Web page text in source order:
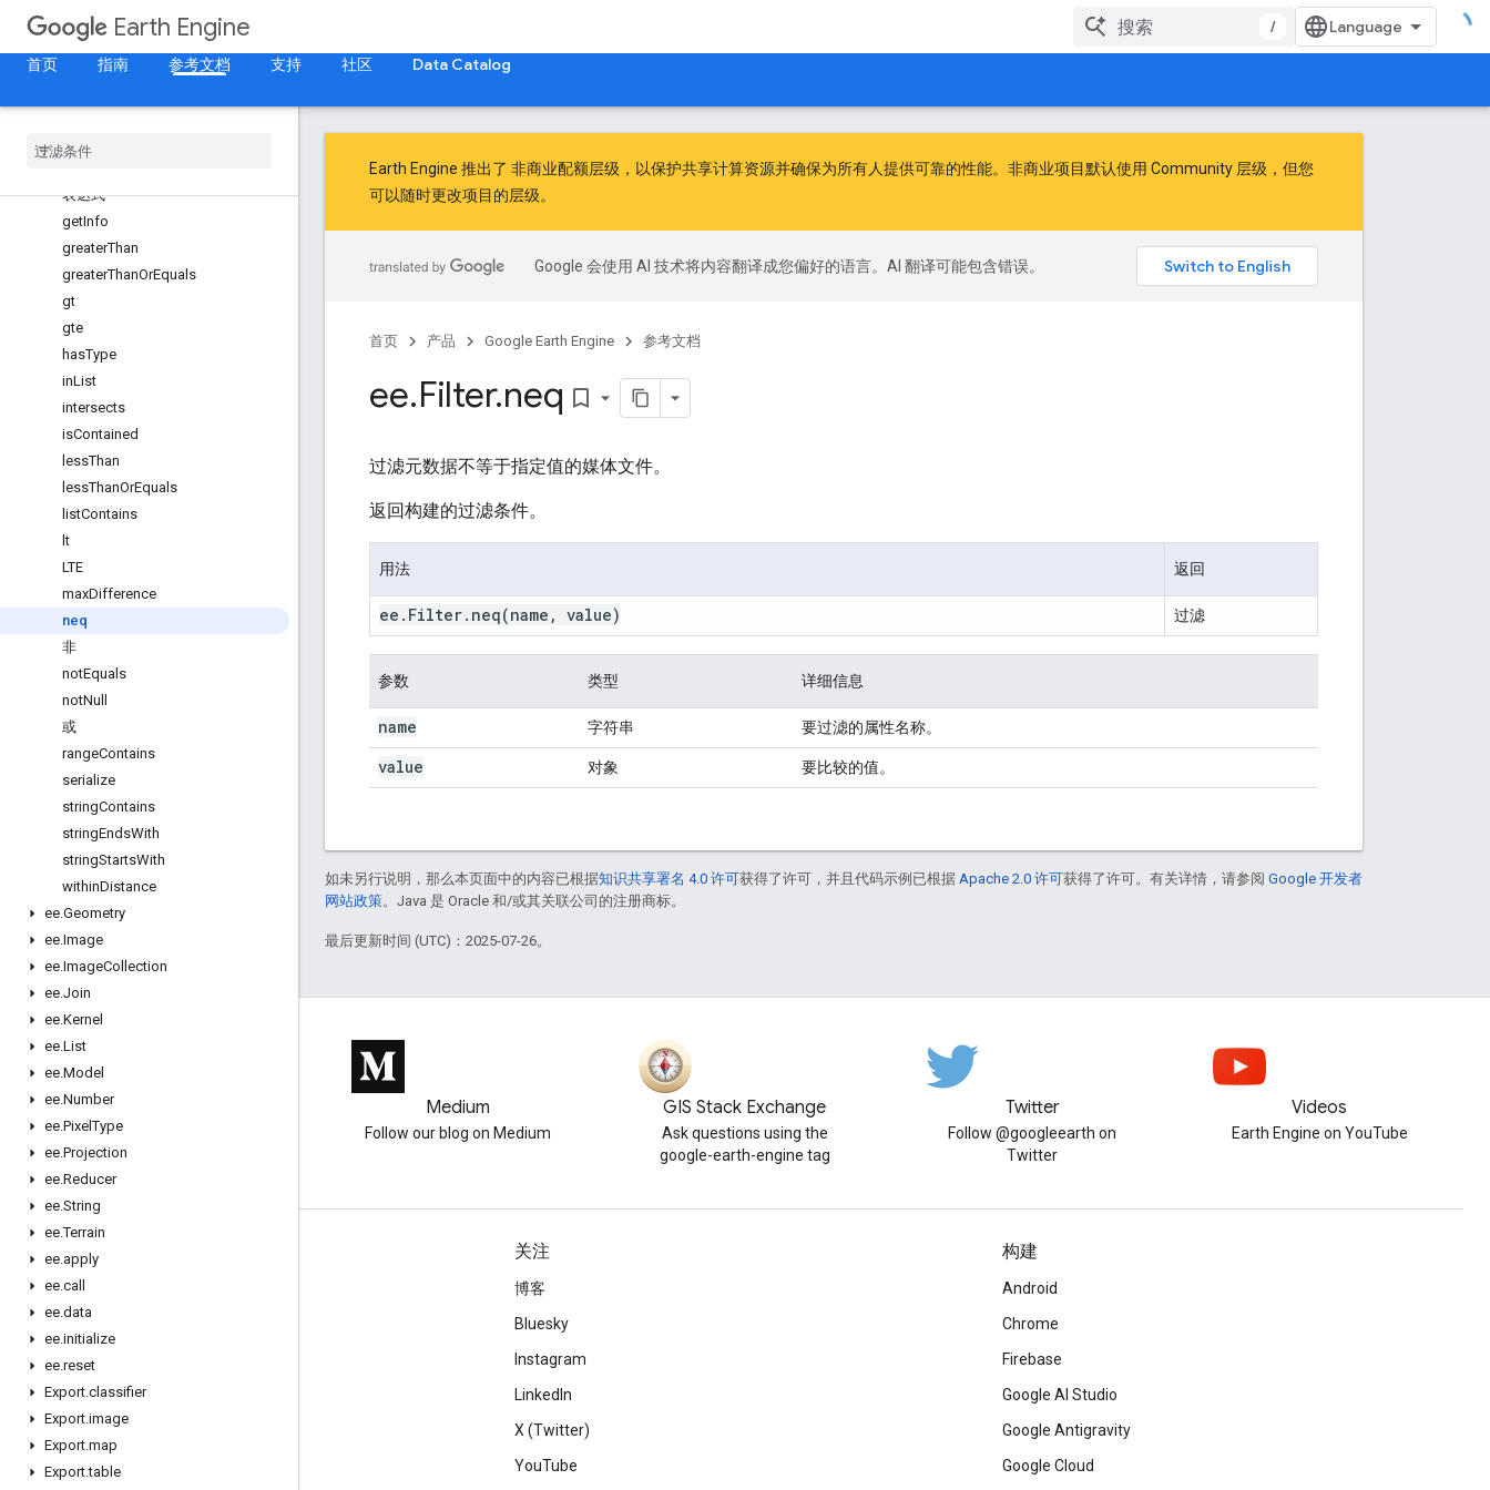
Earth Engine
/
首页
指南 参考文档 支持 社区 Data Catalog
dateRangeContains
一年中的第几天
等号
表达式
getInfo
greaterThan
greaterThanOrEquals
gt
gte
hasType
inList
intersects
isContained
lessThan
lessThanOrEquals
listContains
lt
LTE
maxDifference
neq
非
notEquals
notNull
或
rangeContains
serialize
stringContains
stringEndsWith
stringStartsWith
withinDistance
ee.Geometry
ee.Image
ee.ImageCollection
ee.Join
ee.Kernel
ee.List
ee.Model
ee.Number
ee.PixelType
ee.Projection
ee.Reducer
ee.String
ee.Terrain
ee.apply
ee.call
ee.data
ee.initialize
ee.reset
Export.classifier
Export.image
Export.map
Export.table
Earth Engine 推出了 非商业配额层级 ，以保护共享计算资源并确保为所有人提供可靠的性能。非商业项目默认使用 Community 层级，但您
可以随时更改项目的层级。
Google 会使用 AI 技术将内容翻译成您偏好的语言。AI 翻译可能包含错误。
首页 产品 Google Earth Engine 参考文档
ee.Filter.neq bookmark_border
过滤元数据不等于指定值的媒体文件。
返回构建的过滤条件。
用法 返回
ee . Filter. neq(name , value) 过滤
参数 类型 详细信息
name 字符串 要过滤的属性名称。
value 对象 要比较的值。
如未另行说明，那么本页面中的内容已根据知识共享署名 4.0 许可获得了许可，并且代码示例已根据 Apache 2.0 许可获得了许可。有关详情，请参阅 Google 开发者
网站政策。Java 是 Oracle 和/或其关联公司的注册商标。
最后更新时间 (UTC)：2025-07-26。
Earth Engine on GitHub
Medium
Follow our blog on Medium
GIS Stack Exchange
Ask questions using the
google-earth-engine tag
Twitter
Follow @googleearth on
Twitter
Videos
Earth Engine on YouTube
互动
Google Developer Program
Google Developer Experts
Accelerators
Google Cloud & NVIDIA
关注
博客
Bluesky
Instagram
LinkedIn
X (Twitter)
YouTube
构建
Android
Chrome
Firebase
Google AI Studio
Google Antigravity
Google Cloud